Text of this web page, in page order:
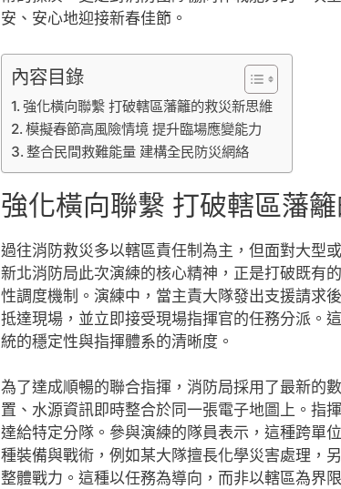
安、安心地迎接新春佳節。
內容目錄
強化橫向聯繫 打破轄區藩籬的救災新思維
模擬春節高風險情境 提升臨場應變能力
整合民間救難能量 建構全民防災網絡
強化橫向聯繫 打破轄區藩
過往消防救災多以轄區責任制為主，但面對大型
新北消防局此次演練的核心精神，正是打破既有
性調度機制。演練中，當主責大隊發出支援請求
抵達現場，並立即接受現場指揮官的任務分派。
統的穩定性與指揮體系的清晰度。
為了達成順暢的聯合指揮，消防局採用了最新的
置、水源資訊即時整合於同一張電子地圖上。指
達給特定分隊。參與演練的隊員表示，這種跨單
種裝備與戰術，例如某大隊擅長化學災害處理，
整體戰力。這種以任務為導向，而非以轄區為界